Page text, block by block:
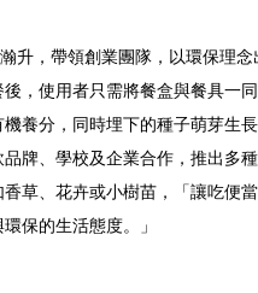
升，帶領創業團隊，以環保理念
後，使用者只需將餐盒與餐具一
養分，同時埋下的種子萌芽生
牌、學校及企業合作，推出多
草、花卉或小樹苗，「讓吃便
保的生活態度。」